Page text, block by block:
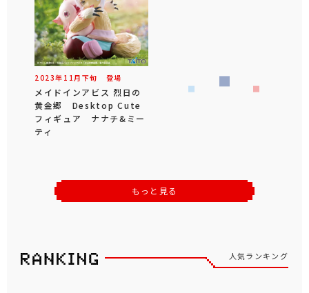
2023年 11 月 下旬 登場
メイドインアビス 烈日の
黄金郷 Desktop Cute
フィギュア ナナチ&ミー
ティ
もっと見る
人気ランキング